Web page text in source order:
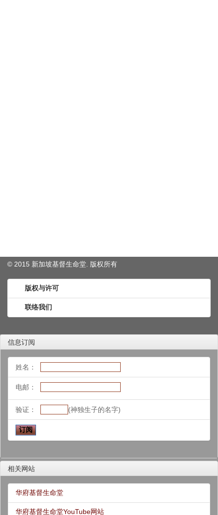
© 2015 新加坡基督生命堂. 版权所有
版权与许可
联络我们
信息订阅
姓名：
电邮：
验证： (神独生子的名字)
相关网站
华府基督生命堂
华府基督生命堂YouTube网站